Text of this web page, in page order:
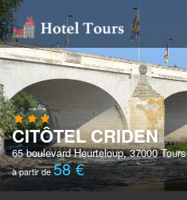
CITÔTEL CRIDEN
65 boulevard Heurteloup, 37000 Tours
à partir de58 €